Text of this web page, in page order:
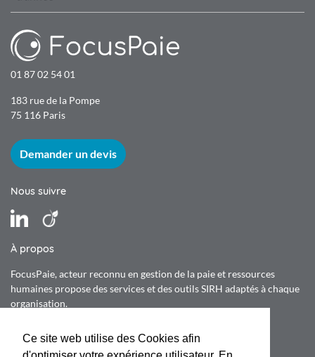
Ce site web utilise des Cookies afin
01 87 02 54 01
183 rue de la Pompe
75 116 Paris
Demander un devis
À propos
FocusPaie, acteur reconnu en gestion de la paie et ressources
humaines propose des services et des outils SIRH adaptés à chaque
organisation.
Nos certifications
Nous suivre
LinkedIn